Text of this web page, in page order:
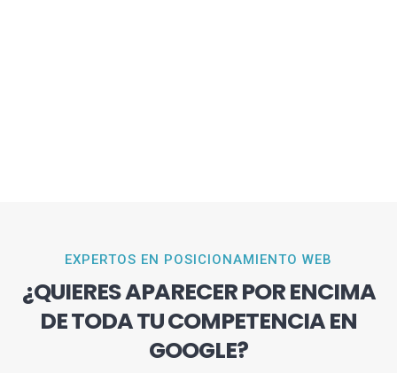
EXPERTOS EN POSICIONAMIENTO WEB
¿QUIERES APARECER POR ENCIMA
DE TODA TU COMPETENCIA EN
GOOGLE?